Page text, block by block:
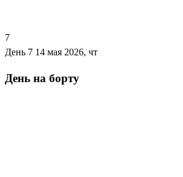
7
День 7 14 мая 2026, чт
День на борту